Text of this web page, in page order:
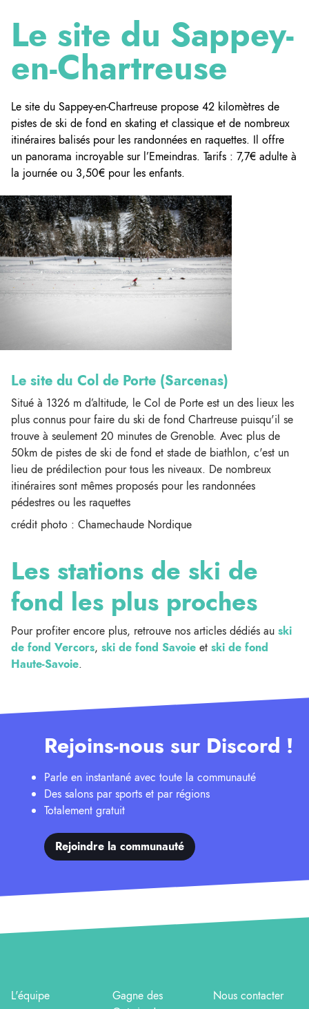
Le site du Sappey-
en-Chartreuse
Le site du Sappey-en-Chartreuse propose 42 kilomètres de
pistes de ski de fond en skating et classique et de nombreux
itinéraires balisés pour les randonnées en raquettes. Il offre
un panorama incroyable sur l’Emeindras. Tarifs : 7,7€ adulte à
la journée ou 3,50€ pour les enfants.
Le site du Col de Porte (Sarcenas)
Situé à 1326 m d’altitude, le Col de Porte est un des lieux les
plus connus pour faire du ski de fond Chartreuse puisqu'il se
trouve à seulement 20 minutes de Grenoble. Avec plus de
50km de pistes de ski de fond et stade de biathlon, c'est un
lieu de prédilection pour tous les niveaux. De nombreux
itinéraires sont mêmes proposés pour les randonnées
pédestres ou les raquettes
crédit photo : Chamechaude Nordique
Les stations de ski de
fond les plus proches
Pour profiter encore plus, retrouve nos articles dédiés au ski
de fond Vercors, ski de fond Savoie et ski de fond
Haute-Savoie.
Rejoins-nous sur Discord !
Parle en instantané avec toute la communauté
Des salons par sports et par régions
Totalement gratuit
Rejoindre la communauté
L'équipe
Gagne des
Nous contacter